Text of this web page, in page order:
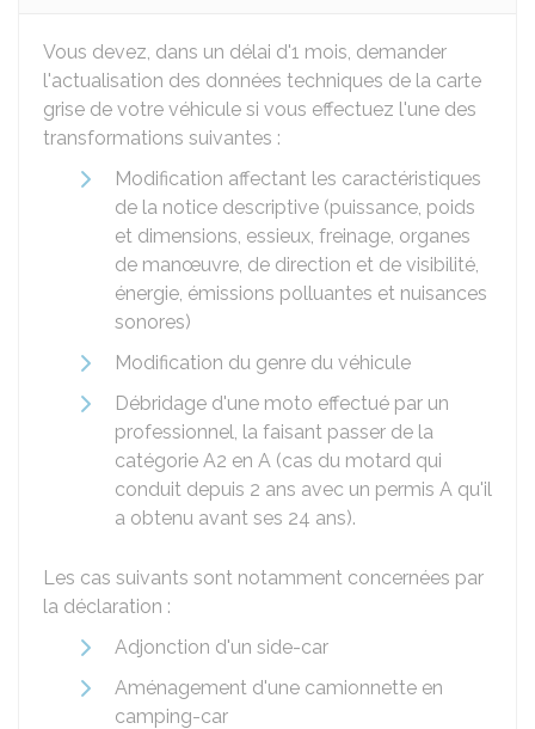
Vous devez, dans un délai d'1 mois, demander
l'actualisation des données techniques de la carte
grise de votre véhicule si vous effectuez l'une des
transformations suivantes :
Modification affectant les caractéristiques
de la notice descriptive (puissance, poids
et dimensions, essieux, freinage, organes
de manœuvre, de direction et de visibilité,
énergie, émissions polluantes et nuisances
sonores)
Modification du genre du véhicule
Débridage d'une moto effectué par un
professionnel, la faisant passer de la
catégorie A2 en A (cas du motard qui
conduit depuis 2 ans avec un permis A qu'il
a obtenu avant ses 24 ans).
Les cas suivants sont notamment concernées par
la déclaration :
Adjonction d'un side-car
Aménagement d'une camionnette en
camping-car